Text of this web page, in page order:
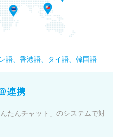
語、香港語、タイ語、韓国語
たんチャット」のシステムで対